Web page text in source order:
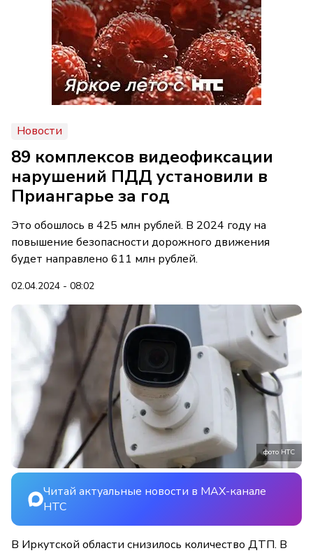
Новости
89 комплексов видеофиксации
нарушений ПДД установили в
Приангарье за год
Это обошлось в 425 млн рублей. В 2024 году на
повышение безопасности дорожного движения
будет направлено 611 млн рублей.
02.04.2024 - 08:02
фото НТС
Читай актуальные новости в MAX-канале
НТС
В Иркутской области снизилось количество ДТП. В